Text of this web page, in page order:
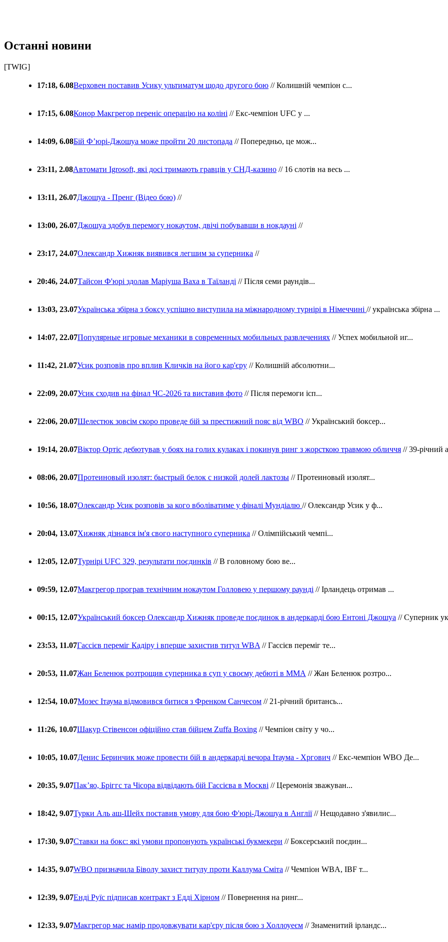
Останні новини
[TWIG]
17:18, 6.08Верховен поставив Усику ультиматум щодо другого бою // Колишній чемпіон с...
17:15, 6.08Конор Макгрегор переніс операцію на коліні // Екс-чемпіон UFC у ...
14:09, 6.08Бій Ф’юрі-Джошуа може пройти 20 листопада // Попередньо, це мож...
23:11, 2.08Автомати Igrosoft, які досі тримають гравців у СНД-казино // 16 слотів на весь ...
13:11, 26.07Джошуа - Пренг (Відео бою) //
13:00, 26.07Джошуа здобув перемогу нокаутом, двічі побувавши в нокдауні //
23:17, 24.07Олександр Хижняк виявився легшим за суперника //
20:46, 24.07Тайсон Ф'юрі здолав Маріуша Ваха в Таїланді // Після семи раундів...
13:03, 23.07Українська збірна з боксу успішно виступила на міжнародному турнірі в Німеччині // українська збірна ...
14:07, 22.07Популярные игровые механики в современных мобильных развлечениях // Успех мобильной иг...
11:42, 21.07Усик розповів про вплив Кличків на його кар'єру // Колишній абсолютни...
22:09, 20.07Усик сходив на фінал ЧС-2026 та виставив фото // Після перемоги ісп...
22:06, 20.07Шелестюк зовсім скоро проведе бій за престижний пояс від WBO // Український боксер...
19:14, 20.07Віктор Ортіс дебютував у боях на голих кулаках і покинув ринг з жорсткою травмою обличчя // 39-річний
08:06, 20.07Протеиновый изолят: быстрый белок с низкой долей лактозы // Протеиновый изолят...
10:56, 18.07Олександр Усик розповів за кого вболіватиме у фіналі Мундіалю // Олександр Усик у ф...
20:04, 13.07Хижняк дізнався ім'я свого наступного суперника // Олімпійський чемпі...
12:05, 12.07Турнірі UFC 329, результати поєдинків // В головному бою ве...
09:59, 12.07Макгрегор програв технічним нокаутом Голловею у першому раунді // Ірландець отримав ...
00:15, 12.07Український боксер Олександр Хижняк проведе поєдинок в андеркарді бою Ентоні Джошуа // Суперник
23:53, 11.07Гассієв переміг Кадіру і вперше захистив титул WBA // Гассієв переміг те...
20:53, 11.07Жан Беленюк розтрощив суперника в суп у своєму дебюті в ММА // Жан Беленюк розтро...
12:54, 10.07Мозес Ітаума відмовився битися з Френком Санчесом // 21-річний британсь...
11:26, 10.07Шакур Стівенсон офіційно став бійцем Zuffa Boxing // Чемпіон світу у чо...
10:05, 10.07Денис Беринчик може провести бій в андеркарді вечора Ітаума - Хргович // Екс-чемпіон WBO Де...
20:35, 9.07Пакʼяо, Бріггс та Чісора відвідають бій Гассієва в Москві // Церемонія зважуван...
18:42, 9.07Турки Аль аш-Шейх поставив умову для бою Ф'юрі-Джошуа в Англії// Нещодавно з'явилис...
17:30, 9.07Ставки на бокс: які умови пропонують українські букмекери // Боксерський поєдин...
14:35, 9.07WBO призначила Біволу захист титулу проти Каллума Сміта // Чемпіон WBA, IBF т...
12:39, 9.07Енді Руїс підписав контракт з Едді Хірном // Повернення на ринг...
12:33, 9.07Макгрегор має намір продовжувати кар'єру після бою з Холлоуеєм // Знаменитий ірландс...